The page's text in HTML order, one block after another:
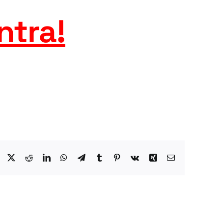
!
Facebook
X RedditLinkedInWhatsApp
TelegramTumblr Pinterest
Vk Xing Email